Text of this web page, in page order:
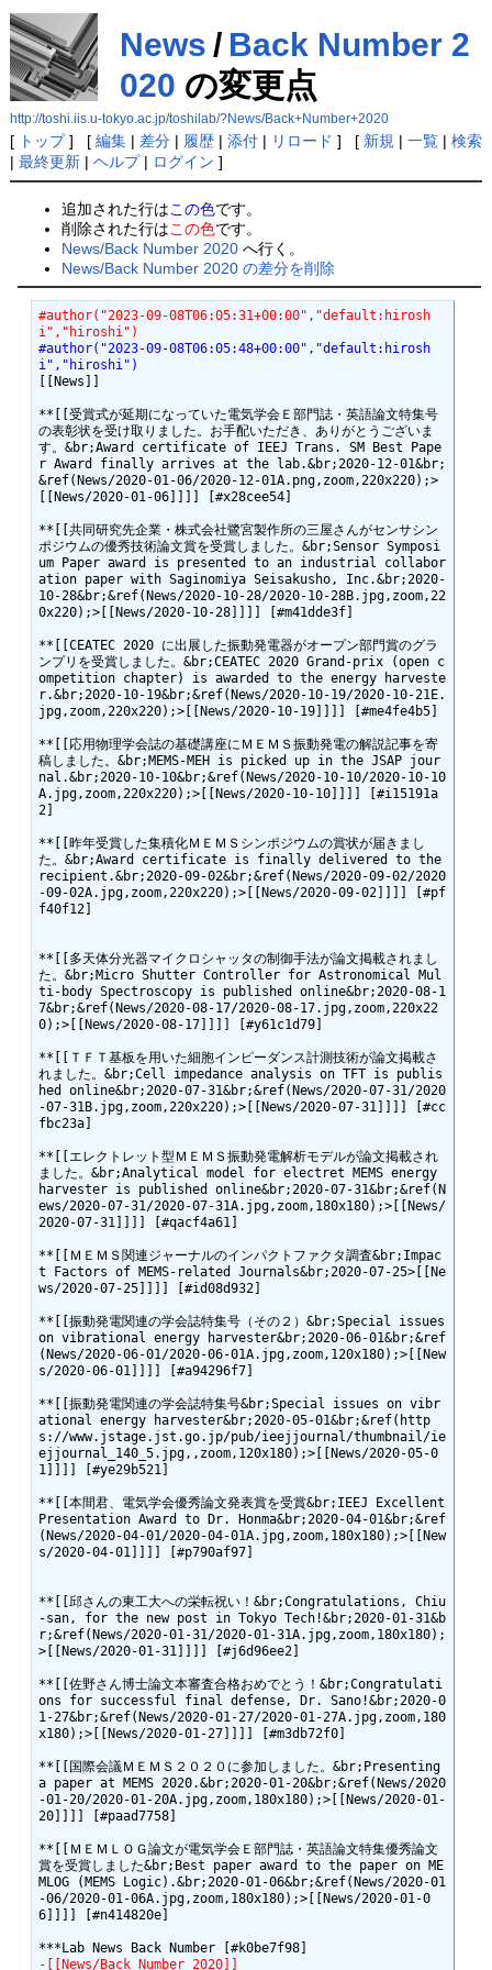
News / Back Number 2
020 の変更点
http://toshi.iis.u-tokyo.ac.jp/toshilab/?News/Back+Number+2020
[ トップ] [ 編集| 差分| 履歴| 添付| リロード ] [ 新規 | 一覧| 検索
| 最終更新| ヘルプ| ログイン ]
追加された行はこの色です。
削除された行はこの色です。
News/Back Number 2020 へ行く。
News/Back Number 2020 の差分を削除
#author("2023-09-08T06:05:31+00:00","default:hirosh
i","hiroshi")
#author("2023-09-08T06:05:48+00:00","default:hirosh
i","hiroshi")
[[News]]
**[[受賞式が延期になっていた電気学会Ｅ部門誌・英語論文特集号
の表彰状を受け取りました。お手配いただき、ありがとうございま
す。&br;Award certificate of IEEJ Trans. SM Best Pape
r Award finally arrives at the lab.&br;2020-12-01&br;
&ref(News/2020-01-06/2020-12-01A.png,zoom,220x220);>
[[News/2020-01-06]]]] [#x28cee54]
**[[共同研究先企業・株式会社鷺宮製作所の三屋さんがセンサシン
ポジウムの優秀技術論文賞を受賞しました。&br;Sensor Symposi
um Paper award is presented to an industrial collabor
ation paper with Saginomiya Seisakusho, Inc.&br;2020-
10-28&br;&ref(News/2020-10-28/2020-10-28B.jpg,zoom,22
0x220);>[[News/2020-10-28]]]] [#m41dde3f]
**[[CEATEC 2020 に出展した振動発電器がオープン部門賞のグラ
ンプリを受賞しました。&br;CEATEC 2020 Grand-prix (open c
ompetition chapter) is awarded to the energy harveste
r.&br;2020-10-19&br;&ref(News/2020-10-19/2020-10-21E.
jpg,zoom,220x220);>[[News/2020-10-19]]]] [#me4fe4b5]
**[[応用物理学会誌の基礎講座にＭＥＭＳ振動発電の解説記事を寄
稿しました。&br;MEMS-MEH is picked up in the JSAP jour
nal.&br;2020-10-10&br;&ref(News/2020-10-10/2020-10-10
A.jpg,zoom,220x220);>[[News/2020-10-10]]]] [#i15191a
2]
**[[昨年受賞した集積化ＭＥＭＳシンポジウムの賞状が届きまし
た。&br;Award certificate is finally delivered to the
recipient.&br;2020-09-02&br;&ref(News/2020-09-02/2020
-09-02A.jpg,zoom,220x220);>[[News/2020-09-02]]]] [#pf
f40f12]
**[[多天体分光器マイクロシャッタの制御手法が論文掲載されまし
た。&br;Micro Shutter Controller for Astronomical Mul
ti-body Spectroscopy is published online&br;2020-08-1
7&br;&ref(News/2020-08-17/2020-08-17.jpg,zoom,220x22
0);>[[News/2020-08-17]]]] [#y61c1d79]
**[[ＴＦＴ基板を用いた細胞インピーダンス計測技術が論文掲載さ
れました。&br;Cell impedance analysis on TFT is publis
hed online&br;2020-07-31&br;&ref(News/2020-07-31/2020
-07-31B.jpg,zoom,220x220);>[[News/2020-07-31]]]] [#cc
fbc23a]
**[[エレクトレット型ＭＥＭＳ振動発電解析モデルが論文掲載され
ました。&br;Analytical model for electret MEMS energy
harvester is published online&br;2020-07-31&br;&ref(N
ews/2020-07-31/2020-07-31A.jpg,zoom,180x180);>[[News/
2020-07-31]]]] [#qacf4a61]
**[[ＭＥＭＳ関連ジャーナルのインパクトファクタ調査&br;Impac
t Factors of MEMS-related Journals&br;2020-07-25>[[Ne
ws/2020-07-25]]]] [#id08d932]
**[[振動発電関連の学会誌特集号（その２）&br;Special issues
on vibrational energy harvester&br;2020-06-01&br;&ref
(News/2020-06-01/2020-06-01A.jpg,zoom,120x180);>[[New
s/2020-06-01]]]] [#a94296f7]
**[[振動発電関連の学会誌特集号&br;Special issues on vibr
ational energy harvester&br;2020-05-01&br;&ref(http
s://www.jstage.jst.go.jp/pub/ieejjournal/thumbnail/ie
ejjournal_140_5.jpg,,zoom,120x180);>[[News/2020-05-0
1]]]] [#ye29b521]
**[[本間君、電気学会優秀論文発表賞を受賞&br;IEEJ Excellent
Presentation Award to Dr. Honma&br;2020-04-01&br;&ref
(News/2020-04-01/2020-04-01A.jpg,zoom,180x180);>[[New
s/2020-04-01]]]] [#p790af97]
**[[邱さんの東工大への栄転祝い！&br;Congratulations, Chiu
-san, for the new post in Tokyo Tech!&br;2020-01-31&b
r;&ref(News/2020-01-31/2020-01-31A.jpg,zoom,180x180);
>[[News/2020-01-31]]]] [#j6d96ee2]
**[[佐野さん博士論文本審査合格おめでとう！&br;Congratulati
ons for successful final defense, Dr. Sano!&br;2020-0
1-27&br;&ref(News/2020-01-27/2020-01-27A.jpg,zoom,180
x180);>[[News/2020-01-27]]]] [#m3db72f0]
**[[国際会議ＭＥＭＳ２０２０に参加しました。&br;Presenting
a paper at MEMS 2020.&br;2020-01-20&br;&ref(News/2020
-01-20/2020-01-20A.jpg,zoom,180x180);>[[News/2020-01-
20]]]] [#paad7758]
**[[ＭＥＭＬＯＧ論文が電気学会Ｅ部門誌・英語論文特集優秀論文
賞を受賞しました&br;Best paper award to the paper on ME
MLOG (MEMS Logic).&br;2020-01-06&br;&ref(News/2020-01
-06/2020-01-06A.jpg,zoom,180x180);>[[News/2020-01-0
6]]]] [#n414820e]
-[[News/Back Number 2020]]